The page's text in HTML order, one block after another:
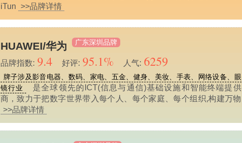
iTun >>品牌详情
HUAWEI/华为 广东深圳品牌
品牌指数: 9.4 好评: 95.1% 人气: 6259
牌子涉及影音电器、数码、家电、五金、健身、美妆、手表、网络设备、眼
镜行业
是全球领先的ICT(信息与通信)基础设施和智能终端提供
商，致力于把数字世界带入每个人、每个家庭、每个组织,构建万物
>>品牌详情